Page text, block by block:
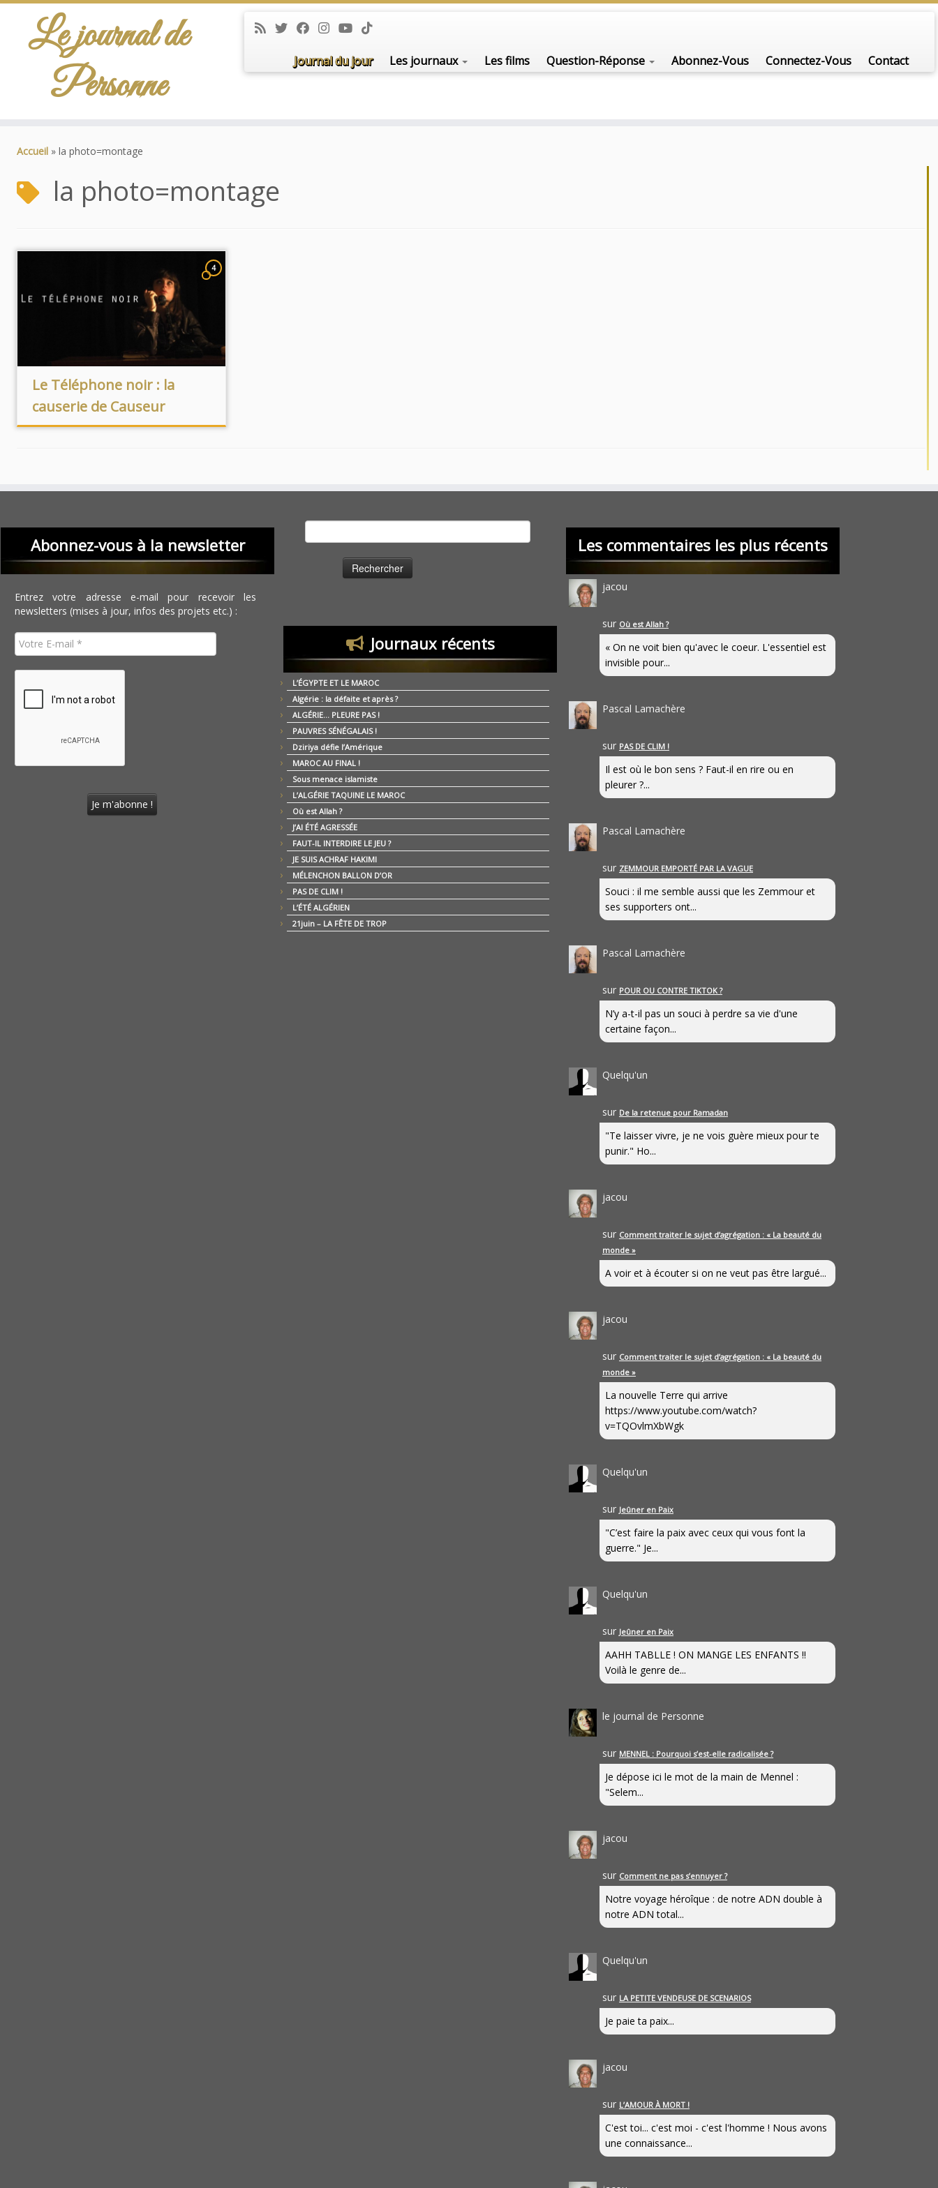
Le journal de
Personne
Journal du jour Les journaux Les films Question-Réponse Abonnez-Vous Connectez-Vous Contact
Accueil » la photo=montage
la photo=montage
4
Le Téléphone noir : la
causerie de Causeur
Abonnez-vous à la newsletter
Entrez votre adresse e-mail pour recevoir les
newsletters (mises à jour, infos des projets etc.) :
Journaux récents
L’ÉGYPTE ET LE MAROC
Algérie : la défaite et après ?
ALGÉRIE… PLEURE PAS !
PAUVRES SÉNÉGALAIS !
Dziriya défie l’Amérique
MAROC AU FINAL !
Sous menace islamiste
L’ALGÉRIE TAQUINE LE MAROC
Où est Allah ?
J’AI ÉTÉ AGRESSÉE
FAUT-IL INTERDIRE LE JEU ?
JE SUIS ACHRAF HAKIMI
MÉLENCHON BALLON D’OR
PAS DE CLIM !
L’ÉTÉ ALGÉRIEN
21juin – LA FÊTE DE TROP
Les commentaires les plus récents
jacou
sur Où est Allah ?
« On ne voit bien qu'avec le coeur. L'essentiel est
invisible pour...
Pascal Lamachère
sur PAS DE CLIM !
Il est où le bon sens ? Faut-il en rire ou en
pleurer ?...
Pascal Lamachère
sur ZEMMOUR EMPORTÉ PAR LA VAGUE
Souci : il me semble aussi que les Zemmour et
ses supporters ont...
Pascal Lamachère
sur POUR OU CONTRE TIKTOK ?
N’y a-t-il pas un souci à perdre sa vie d'une
certaine façon...
Quelqu'un
sur De la retenue pour Ramadan
"Te laisser vivre, je ne vois guère mieux pour te
punir." Ho...
jacou
sur Comment traiter le sujet d’agrégation : « La beauté du
monde »
A voir et à écouter si on ne veut pas être largué...
jacou
sur Comment traiter le sujet d’agrégation : « La beauté du
monde »
La nouvelle Terre qui arrive
https://www.youtube.com/watch?
v=TQOvlmXbWgk
Quelqu'un
sur Jeûner en Paix
"C’est faire la paix avec ceux qui vous font la
guerre." Je...
Quelqu'un
sur Jeûner en Paix
AAHH TABLLE ! ON MANGE LES ENFANTS !!
Voilà le genre de...
le journal de Personne
sur MENNEL : Pourquoi s’est-elle radicalisée ?
Je dépose ici le mot de la main de Mennel :
"Selem...
jacou
sur Comment ne pas s’ennuyer ?
Notre voyage héroîque : de notre ADN double à
notre ADN total...
Quelqu'un
sur LA PETITE VENDEUSE DE SCENARIOS
Je paie ta paix...
jacou
sur L’AMOUR À MORT !
C'est toi... c'est moi - c'est l'homme ! Nous avons
une connaissance...